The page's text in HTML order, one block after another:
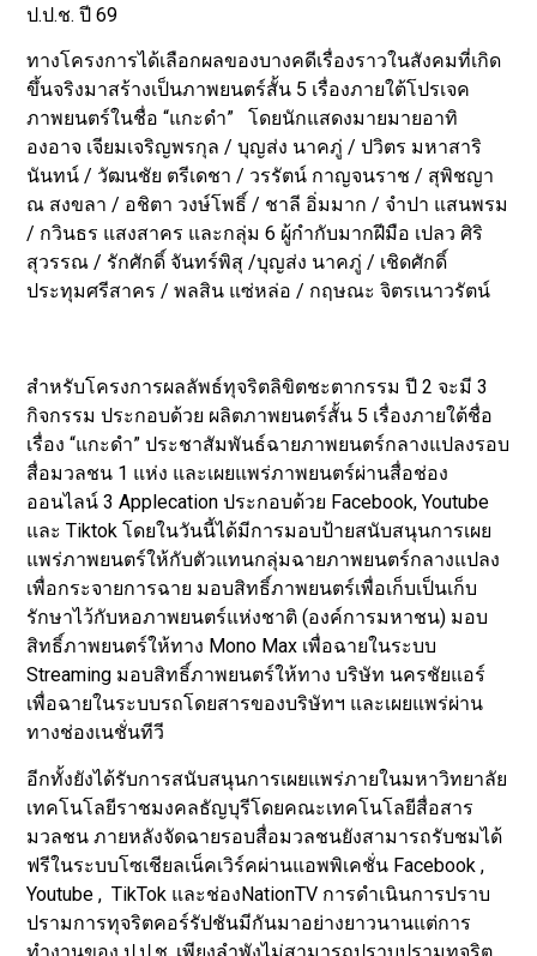
ป.ป.ช. ปี 69
ทางโครงการได้เลือกผลของบางคดีเรื่องราวในสังคมที่เกิด
ขึ้นจริงมาสร้างเป็นภาพยนตร์สั้น 5 เรื่องภายใต้โปรเจค
ภาพยนตร์ในชื่อ “แกะดำ” โดยนักแสดงมายมายอาทิ
องอาจ เจียมเจริญพรกุล / บุญส่ง นาคภู่ / ปวิตร มหาสาริ
นันทน์ / วัฒนชัย ตรีเดชา / วรรัตน์ กาญจนราช / สุพิชญา
ณ สงขลา / อชิตา วงษ์โพธิ์ / ชาลี อิ่มมาก / จำปา แสนพรม
/ กวินธร แสงสาคร และกลุ่ม 6 ผู้กำกับมากฝีมือ เปลว ศิริ
สุวรรณ / รักศักดิ์ จันทร์พิสุ /บุญส่ง นาคภู่ / เชิดศักดิ์
ประทุมศรีสาคร / พลสิน แซ่หล่อ / กฤษณะ จิตรเนาวรัตน์
สำหรับโครงการผลลัพธ์ทุจริตลิขิตชะตากรรม ปี 2 จะมี 3
กิจกรรม ประกอบด้วย ผลิตภาพยนตร์สั้น 5 เรื่องภายใต้ชื่อ
เรื่อง “แกะดำ” ประชาสัมพันธ์ฉายภาพยนตร์กลางแปลงรอบ
สื่อมวลชน 1 แห่ง และเผยแพร่ภาพยนตร์ผ่านสื่อช่อง
ออนไลน์ 3 Applecation ประกอบด้วย Facebook, Youtube
และ Tiktok โดยในวันนี้ได้มีการมอบป้ายสนับสนุนการเผย
แพร่ภาพยนตร์ให้กับตัวแทนกลุ่มฉายภาพยนตร์กลางแปลง
เพื่อกระจายการฉาย มอบสิทธิ์ภาพยนตร์เพื่อเก็บเป็นเก็บ
รักษาไว้กับหอภาพยนตร์แห่งชาติ (องค์การมหาชน) มอบ
สิทธิ์ภาพยนตร์ให้ทาง Mono Max เพื่อฉายในระบบ
Streaming มอบสิทธิ์ภาพยนตร์ให้ทาง บริษัท นครชัยแอร์
เพื่อฉายในระบบรถโดยสารของบริษัทฯ และเผยแพร่ผ่าน
ทางช่องเนชั่นทีวี
อีกทั้งยังได้รับการสนับสนุนการเผยแพร่ภายในมหาวิทยาลัย
เทคโนโลยีราชมงคลธัญบุรีโดยคณะเทคโนโลยีสื่อสาร
มวลชน ภายหลังจัดฉายรอบสื่อมวลชนยังสามารถรับชมได้
ฟรีในระบบโซเชียลเน็คเวิร์คผ่านแอพพิเคชั่น Facebook ,
Youtube , TikTok และช่องNationTV การดำเนินการปราบ
ปรามการทุจริตคอร์รัปชันมีกันมาอย่างยาวนานแต่การ